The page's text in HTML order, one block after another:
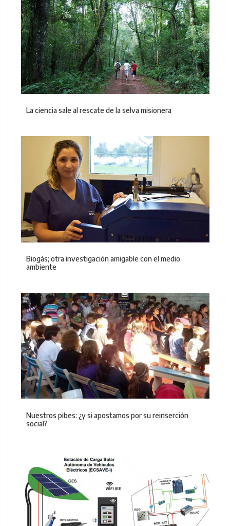
La ciencia sale al rescate de la selva misionera
Biogás; otra investigación amigable con el medio
ambiente
Nuestros pibes: ¿y si apostamos por su reinserción
social?